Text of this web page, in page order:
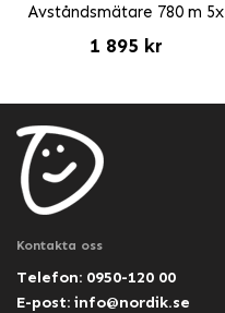
Avståndsmätare 780 m 5x
1 895 kr
Kontakta oss
Telefon: 0950-120 00
E-post: info@nordik.se